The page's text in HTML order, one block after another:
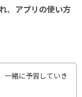
、 アプリの使い方
一緒に予習していき